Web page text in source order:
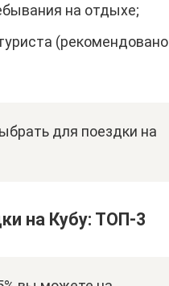
на отдыхе;
(рекомендовано
для поездки на
на Кубу: ТОП-3